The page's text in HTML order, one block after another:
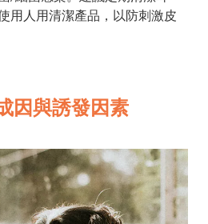
用人用清潔產品，以防刺激皮
因與誘發因素